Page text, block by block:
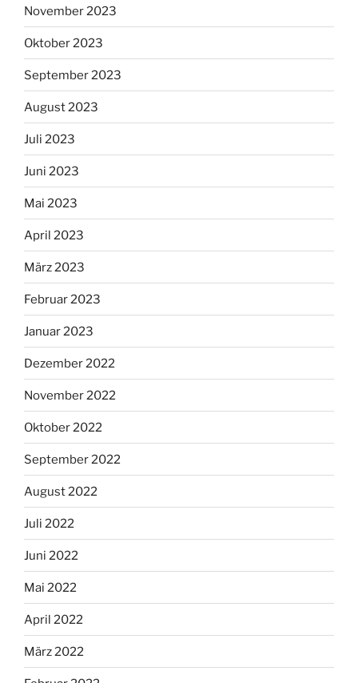
November 2023
Oktober 2023
September 2023
August 2023
Juli 2023
Juni 2023
Mai 2023
April 2023
März 2023
Februar 2023
Januar 2023
Dezember 2022
November 2022
Oktober 2022
September 2022
August 2022
Juli 2022
Juni 2022
Mai 2022
April 2022
März 2022